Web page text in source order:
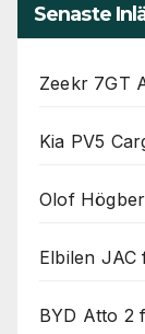
Senaste
Zeekr 7GT
Kia PV5
Olof
Elbilen
BYD Atto 2